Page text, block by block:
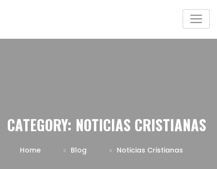
CATEGORY: NOTICIAS CRISTIANAS
Home Blog Noticias Cristianas